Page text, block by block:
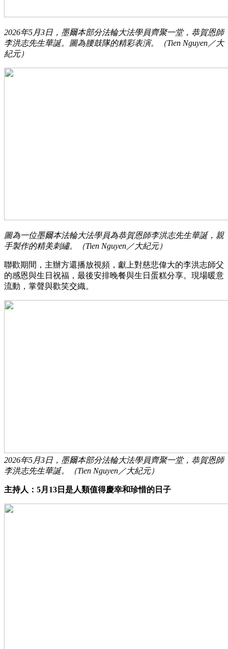
2026年5月3日，墨爾本部分法輪大法學員齊聚一堂，恭賀恩師
李洪志先生華誕。圖為腰鼓隊的精彩表演。（Tien Nguyen／大
紀元）
圖為一位墨爾本法輪大法學員為恭賀恩師李洪志先生華誕，親
手製作的精美刺繡。（Tien Nguyen／大紀元）
聯歡期間，主辦方還播放視頻，獻上對慈悲偉大的李洪志師父
的感恩與生日祝福，最後安排晚餐與生日蛋糕分享。現場暖意
流動，掌聲與歡笑交織。
2026年5月3日，墨爾本部分法輪大法學員齊聚一堂，恭賀恩師
李洪志先生華誕。（Tien Nguyen／大紀元）
主持人：5月13日是人類值得慶幸和珍惜的日子